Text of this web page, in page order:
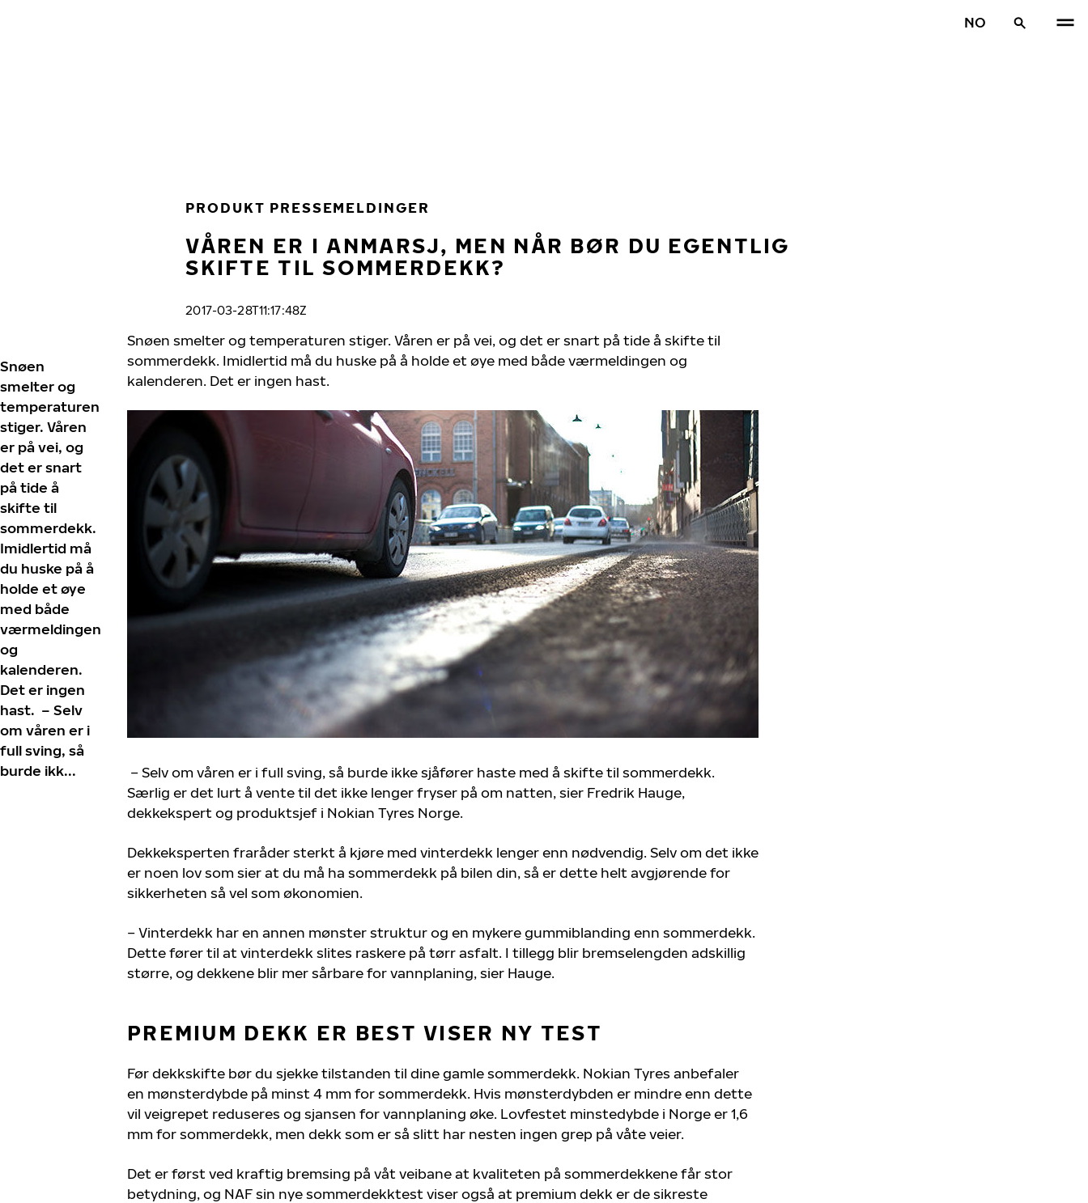
NO
PRODUKT PRESSEMELDINGER
VÅREN ER I ANMARSJ, MEN NÅR BØR DU EGENTLIG
SKIFTE TIL SOMMERDEKK?
2017-03-28T11:17:48Z
Snøen
smelter og
temperaturen
stiger. Våren
er på vei, og
det er snart
på tide å
skifte til
sommerdekk.
Imidlertid må
du huske på å
holde et øye
med både
værmeldingen
og
kalenderen.
Det er ingen
hast. – Selv
om våren er i
full sving, så
burde ikk...
Snøen smelter og temperaturen stiger. Våren er på vei, og det er snart på tide å skifte til
sommerdekk. Imidlertid må du huske på å holde et øye med både værmeldingen og
kalenderen. Det er ingen hast.
– Selv om våren er i full sving, så burde ikke sjåfører haste med å skifte til sommerdekk.
Særlig er det lurt å vente til det ikke lenger fryser på om natten, sier Fredrik Hauge,
dekkekspert og produktsjef i Nokian Tyres Norge.
Dekkeksperten fraråder sterkt å kjøre med vinterdekk lenger enn nødvendig. Selv om det ikke
er noen lov som sier at du må ha sommerdekk på bilen din, så er dette helt avgjørende for
sikkerheten så vel som økonomien.
– Vinterdekk har en annen mønster struktur og en mykere gummiblanding enn sommerdekk.
Dette fører til at vinterdekk slites raskere på tørr asfalt. I tillegg blir bremselengden adskillig
større, og dekkene blir mer sårbare for vannplaning, sier Hauge.
PREMIUM DEKK ER BEST VISER NY TEST
Før dekkskifte bør du sjekke tilstanden til dine gamle sommerdekk. Nokian Tyres anbefaler
en mønsterdybde på minst 4 mm for sommerdekk. Hvis mønsterdybden er mindre enn dette
vil veigrepet reduseres og sjansen for vannplaning øke. Lovfestet minstedybde i Norge er 1,6
mm for sommerdekk, men dekk som er så slitt har nesten ingen grep på våte veier.
Det er først ved kraftig bremsing på våt veibane at kvaliteten på sommerdekkene får stor
betydning, og NAF sin nye sommerdekktest viser også at premium dekk er de sikreste